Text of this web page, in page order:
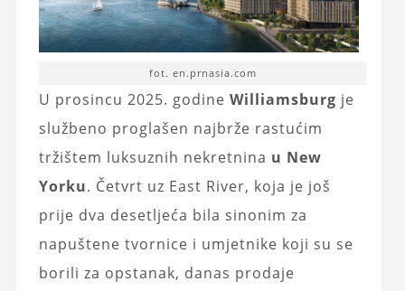
fot. en.prnasia.com
U prosincu 2025. godine Williamsburg je
službeno proglašen najbrže rastućim
tržištem luksuznih nekretnina u New
Yorku. Četvrt uz East River, koja je još
prije dva desetljeća bila sinonim za
napuštene tvornice i umjetnike koji su se
borili za opstanak, danas prodaje